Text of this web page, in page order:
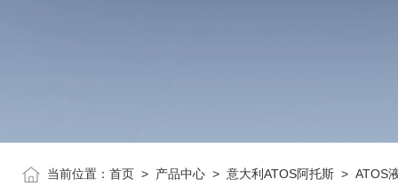
当前位置： 首页 > 产品中心 > 意大利ATOS阿托斯 > ATOS